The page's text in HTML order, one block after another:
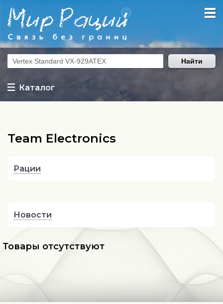
Каталог
Найти
Team Electronics
Рации
Новости
Товары отсутствуют